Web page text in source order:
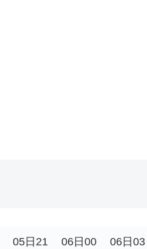
05日21
06日00
06日03